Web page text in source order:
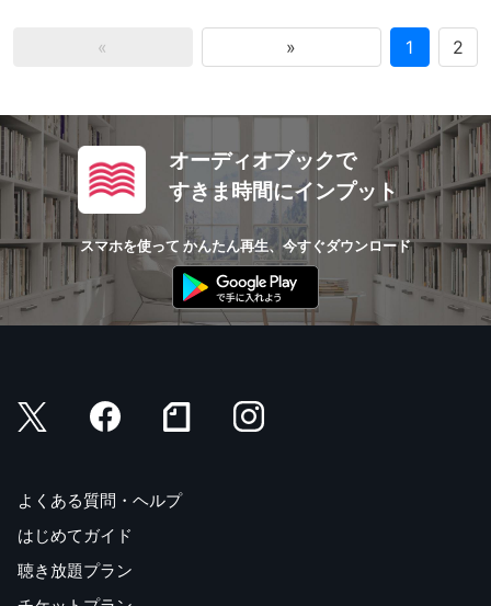
« » 1 2
オーディオブックで
すきま時間にインプット
スマホを使って かんたん再生、今すぐダウンロード
よくある質問・ヘルプ
はじめてガイド
聴き放題プラン